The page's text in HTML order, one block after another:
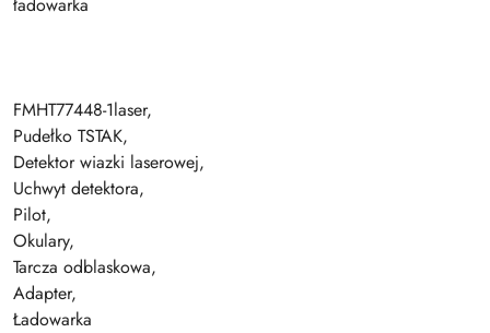
FMHT77448-1laser,
Pudełko TSTAK,
Detektor wiazki laserowej,
Uchwyt detektora,
Pilot,
Okulary,
Tarcza odblaskowa,
Adapter,
Ładowarka